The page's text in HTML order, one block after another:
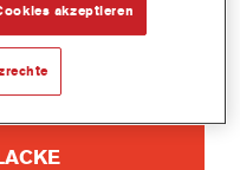
akzeptieren